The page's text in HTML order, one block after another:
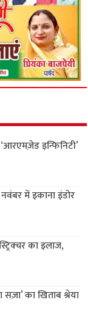
इन्फिनिटी’
में इकाना इंडोर
का इलाज,
का खिताब श्रेया